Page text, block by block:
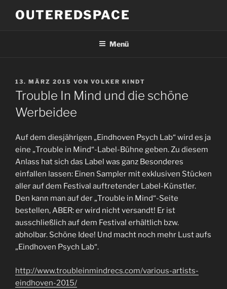
InhaltOUTEREDSPACE
Menü
VERÖFFENTLICHT
AM
13. MÄRZ 2015 VON VOLKER KINDT
Trouble In Mind und die schöne
Werbeidee
Auf dem diesjährigen „Eindhoven Psych Lab“ wird es ja
eine „Trouble in Mind“-Label-Bühne geben. Zu diesem
Anlass hat sich das Label was ganz Besonderes
einfallen lassen: Einen Sampler mit exklusiven Stücken
aller auf dem Festival auftretender Label-Künstler.
Den kann man auf der „Trouble in Mind“-Seite
bestellen, ABER: er wird nicht versandt! Er ist
ausschließlich auf dem Festival erhältlich bzw.
abholbar. Schöne Idee! Und macht noch mehr Lust aufs
„Eindhoven Psych Lab“.
http://www.troubleinmindrecs.com/various-artists-
eindhoven-2015/